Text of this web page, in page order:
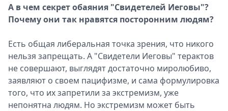
А в чем секрет обаяния "Свидетелей Иеговы"?
Почему они так нравятся посторонним людям?
Есть общая либеральная точка зрения, что никого
нельзя запрещать. А "Свидетели Иеговы" терактов
не совершают, выглядят достаточно миролюбиво,
заявляют о своем пацифизме, и сама формулировка
того, что их запретили за экстремизм, уже
непонятна людям. Но экстремизм может быть